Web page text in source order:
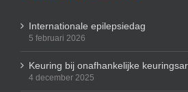
Internationale epilepsiedag
5 februari 2026
Keuring bij onafhankelijke
4 december 2025